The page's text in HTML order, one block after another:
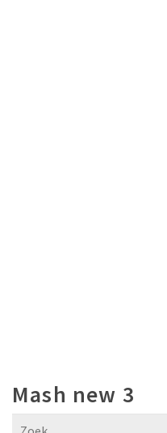
Mash new 3
Search